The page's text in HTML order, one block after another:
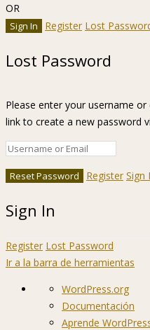
OR
Register Lost
Lost Password
Please enter your username
link to create a new password
Register Sign
Sign In
Register Lost Password
Ir a la barra de herramientas
Acerca
WordPress
WordPress.org
Documentación
Aprende